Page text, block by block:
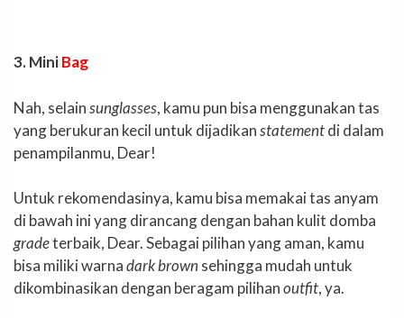
3.MiniBag
Nah, selainsunglasses, kamu pun bisa menggunakan tas
yang berukuran kecil untuk dijadikanstatementdi dalam
penampilanmu, Dear!
Untuk rekomendasinya, kamu bisa memakai tas anyam
di bawah ini yang dirancang dengan bahan kulit domba
gradeterbaik, Dear. Sebagai pilihan yang aman, kamu
bisa miliki warnadark brown sehingga mudah untuk
dikombinasikan dengan beragam pilihanoutfit, ya.